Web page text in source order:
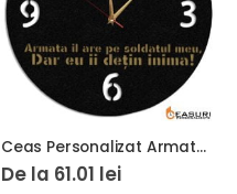
Ceas Personalizat Armata Militar Tanchist
De la 61.01 lei